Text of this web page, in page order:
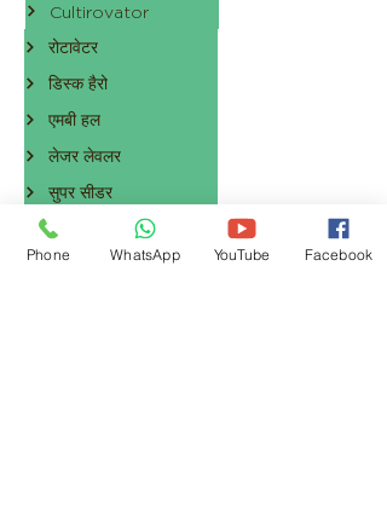
Cultirovator
रोटावेटर
डिस्क हैरो
एमबी हल
लेजर लेवलर
सुपर सीडर
मूलचर
स्ट्रॉ रीपर
Phone WhatsApp YouTube Facebook